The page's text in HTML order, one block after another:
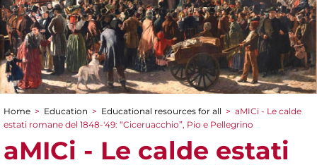
You are here
Home > Education > Educational resources for all > aMICi - Le calde
estati romane del 1848-′49: “Ciceruacchio”, Pio e Pellegrino
aMICi - Le calde estati